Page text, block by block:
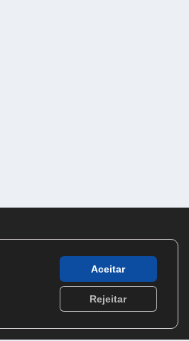
Aceitar
Rejeitar